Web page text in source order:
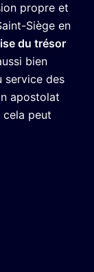
propre et
Siège en
du trésor
bien
service des
apostolat
peut